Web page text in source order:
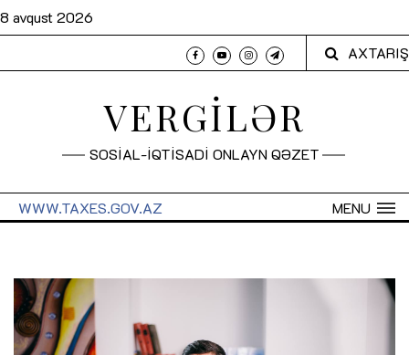
8 avqust 2026
AXTARIŞ
VERGİLƏR
SOSİAL-İQTİSADİ ONLAYN QƏZET
MENU
WWW.TAXES.GOV.AZ